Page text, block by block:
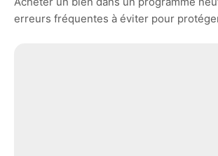
erreurs fréquentes à éviter pour